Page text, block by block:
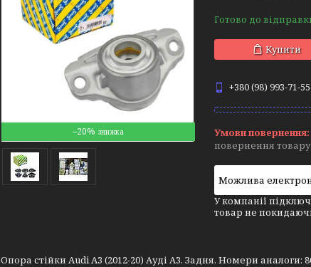
–20%
Готово до
Купити
+380 (98) 993-71-55
повернення
У компанії
товар не
Опора стійки Audi A3 (2012-20) Ауді А3. Задня. Номери аналоги: